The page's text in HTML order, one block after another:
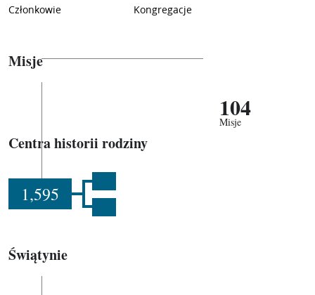
Członkowie Kongregacje
Misje
104
Misje
Centra historii rodziny
1,595
Świątynie